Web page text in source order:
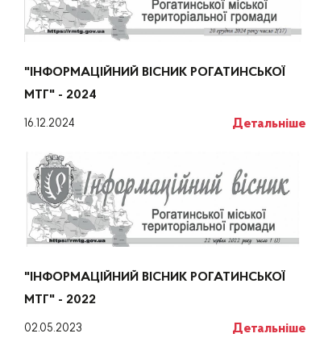
"ІНФОРМАЦІЙНИЙ ВІСНИК РОГАТИНСЬКОЇ
МТГ" - 2024
16.12.2024 Детальніше
"ІНФОРМАЦІЙНИЙ ВІСНИК РОГАТИНСЬКОЇ
МТГ" - 2022
02.05.2023 Детальніше